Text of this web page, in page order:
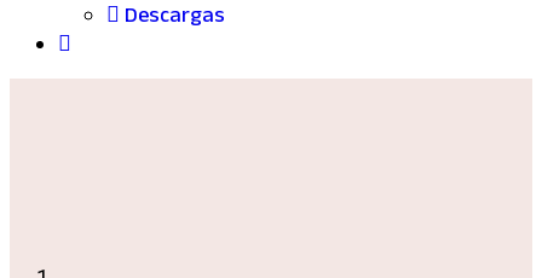
Descargas